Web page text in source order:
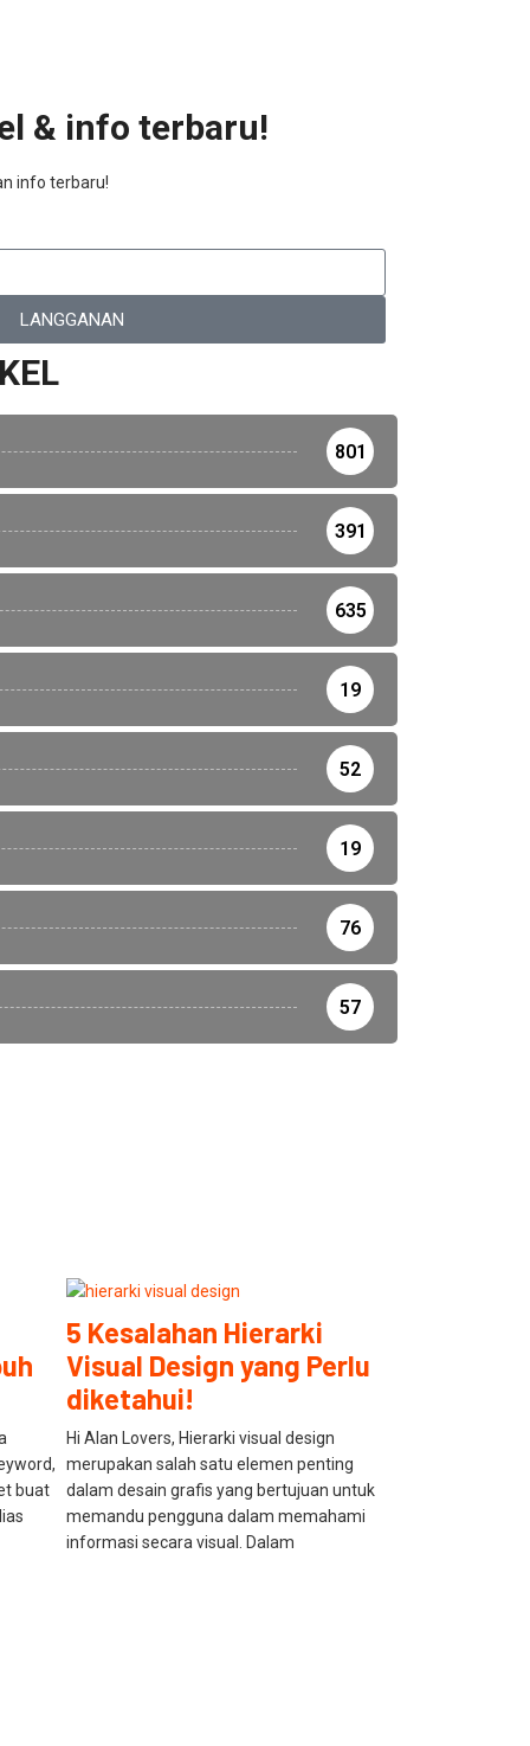
& info terbaru!
info terbaru!
LANGGANAN
801
391
635
19
52
19
76
57
buat
5 Kesalahan Hierarki
Visual Design yang Perlu
diketahui!
Hi Alan Lovers, Hierarki visual design
merupakan salah satu elemen penting
dalam desain grafis yang bertujuan untuk
memandu pengguna dalam memahami
informasi secara visual. Dalam